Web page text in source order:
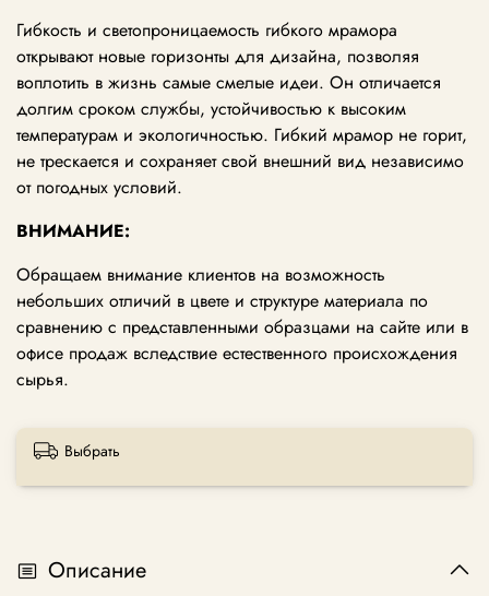
Гибкость и светопроницаемость гибкого мрамора
открывают новые горизонты для дизайна, позволяя
воплотить в жизнь самые смелые идеи. Он отличается
долгим сроком службы, устойчивостью к высоким
температурам и экологичностью. Гибкий мрамор не горит,
не трескается и сохраняет свой внешний вид независимо
от погодных условий.
ВНИМАНИЕ:
Обращаем внимание клиентов на возможность
небольших отличий в цвете и структуре материала по
сравнению с представленными образцами на сайте или в
офисе продаж вследствие естественного происхождения
сырья.
Выбрать
Описание